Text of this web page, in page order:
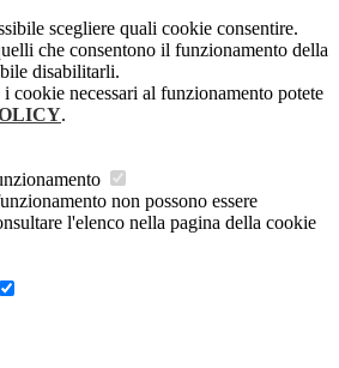
scegliere quali cookie consentire.
che consentono il funzionamento della
disabilitarli.
cookie necessari al funzionamento potete
.
non possono essere
l'elenco nella pagina della cookie